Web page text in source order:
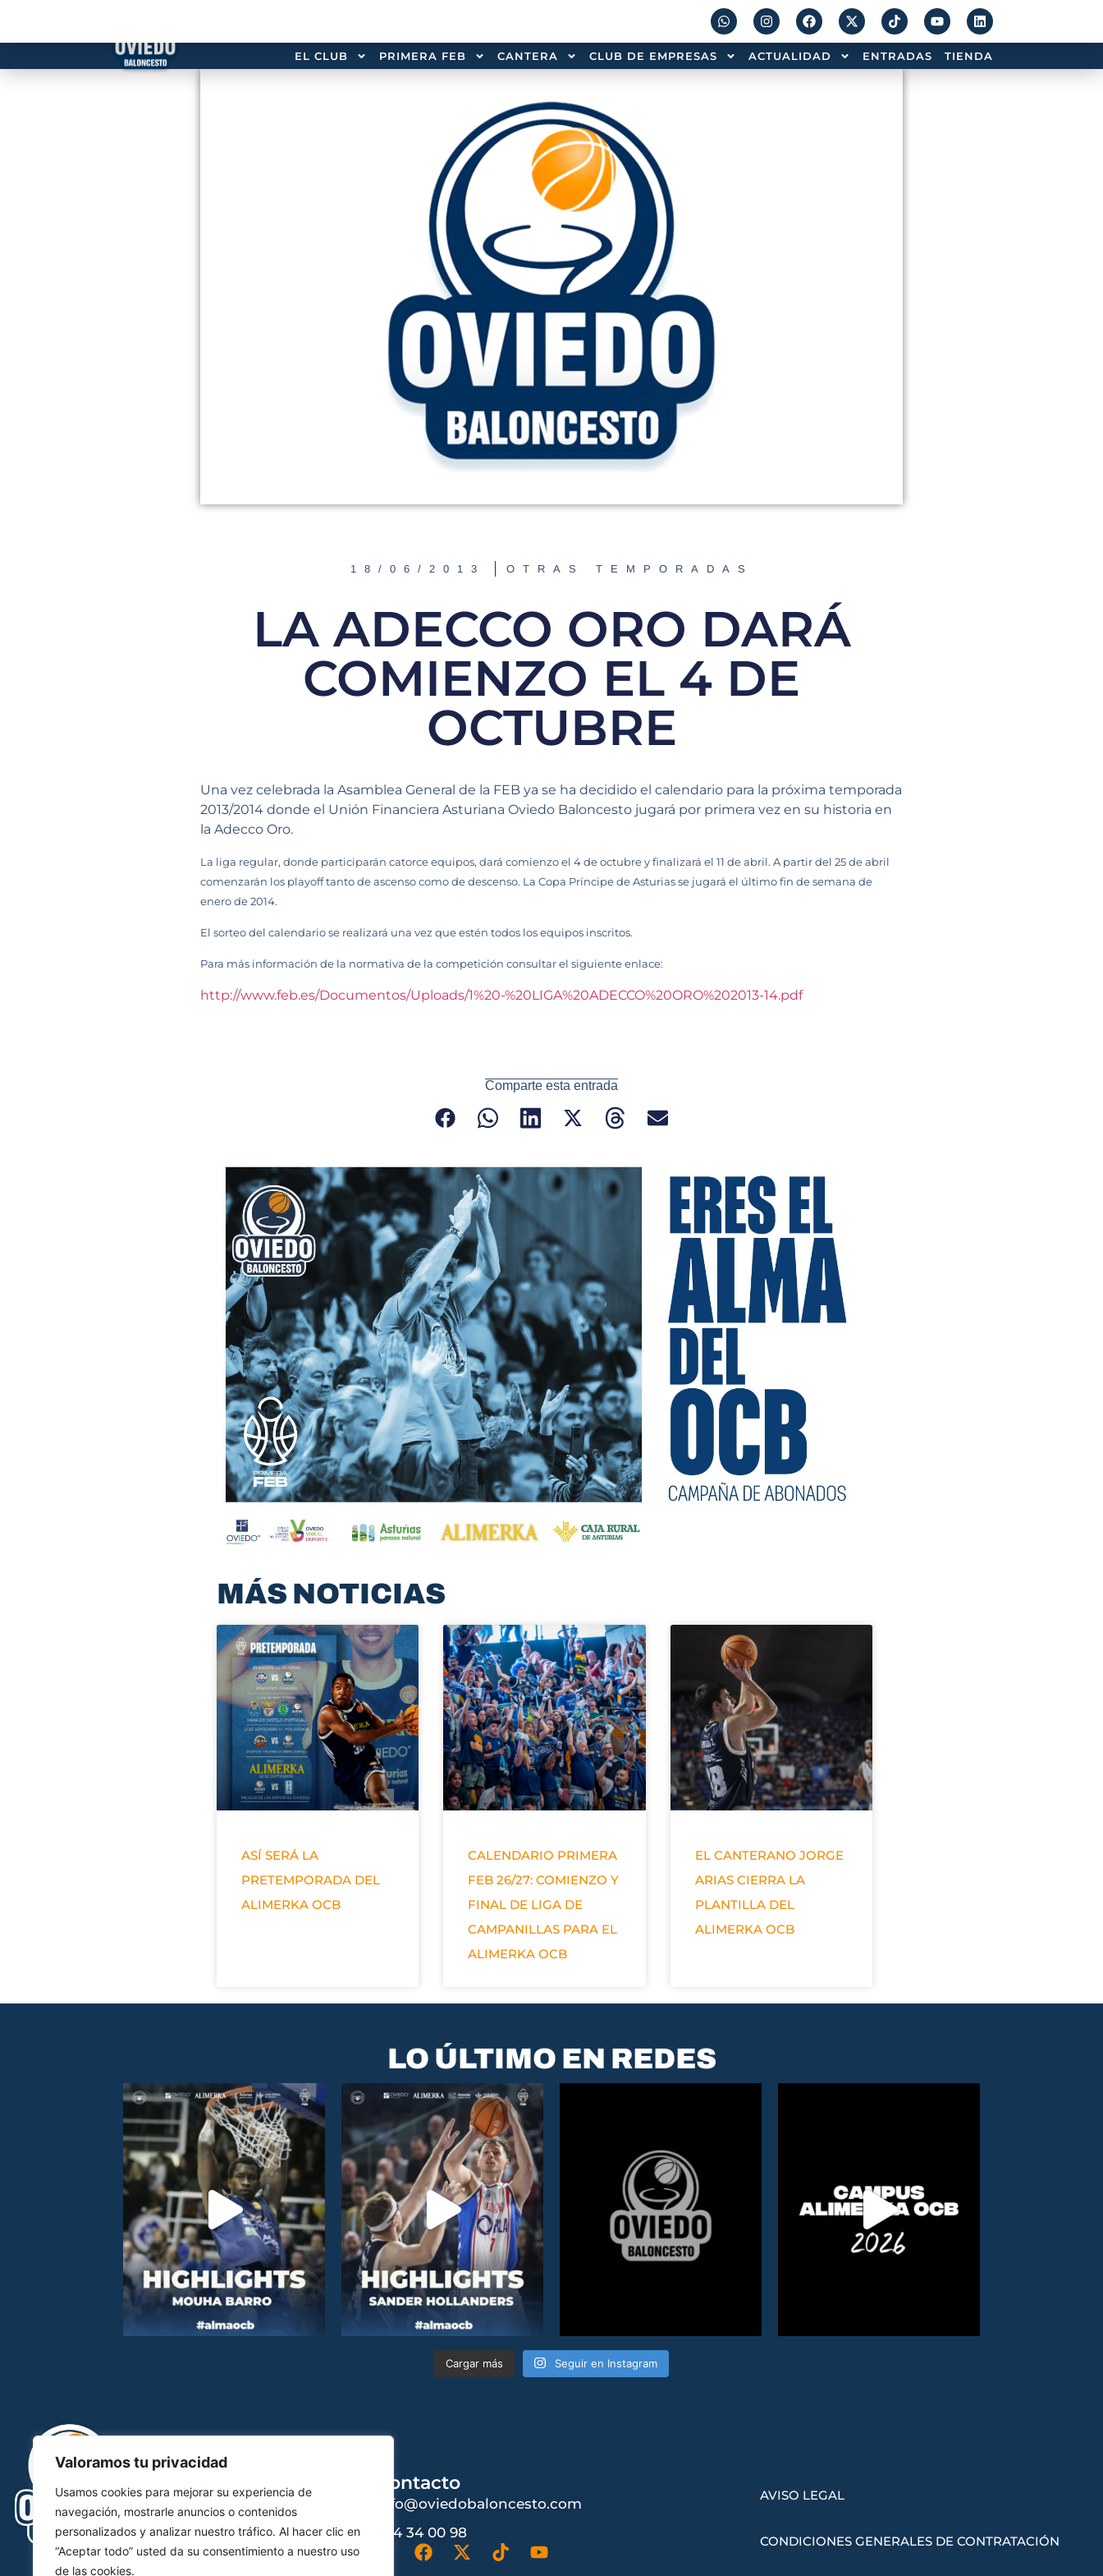
Valoramos tu privacidad
Usamos cookies para mejorar su experiencia de
navegación, mostrarle anuncios o contenidos
personalizados y analizar nuestro tráfico. Al hacer clic en
“Aceptar todo” usted da su consentimiento a nuestro uso
de las cookies.
EL CLUB PRIMERA FEB CANTERA CLUB DE EMPRESAS ACTUALIDAD ENTRADAS TIENDA
18/06/2013 OTRAS TEMPORADAS
LA ADECCO ORO DARÁ
COMIENZO EL 4 DE
OCTUBRE
Una vez celebrada la Asamblea General de la FEB ya se ha decidido el calendario para la próxima temporada
2013/2014 donde el Unión Financiera Asturiana Oviedo Baloncesto jugará por primera vez en su historia en
la Adecco Oro.
La liga regular, donde participarán catorce equipos, dará comienzo el 4 de octubre y finalizará el 11 de abril. A partir del 25 de abril
comenzarán los playoff tanto de ascenso como de descenso. La Copa Príncipe de Asturias se jugará el último fin de semana de
enero de 2014.
El sorteo del calendario se realizará una vez que estén todos los equipos inscritos.
Para más información de la normativa de la competición consultar el siguiente enlace:
http://www.feb.es/Documentos/Uploads/1%20-%20LIGA%20ADECCO%20ORO%202013-14.pdf
Comparte esta entrada
MÁS NOTICIAS
ASÍ SERÁ LA
PRETEMPORADA DEL
ALIMERKA OCB
CALENDARIO PRIMERA
FEB 26/27: COMIENZO Y
FINAL DE LIGA DE
CAMPANILLAS PARA EL
ALIMERKA OCB
EL CANTERANO JORGE
ARIAS CIERRA LA
PLANTILLA DEL
ALIMERKA OCB
LO ÚLTIMO EN REDES
Cargar más Seguir en Instagram
Contacto
info@oviedobaloncesto.com
984 34 00 98
AVISO LEGAL
CONDICIONES GENERALES DE CONTRATACIÓN